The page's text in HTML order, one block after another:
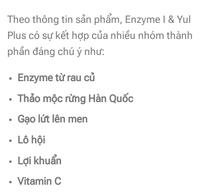
Theo thông tin sản phẩm, Enzyme I & Yul
Plus có sự kết hợp của nhiều nhóm thành
phần đáng chú ý như:
Enzyme từ rau củ
Thảo mộc rừng Hàn Quốc
Gạo lứt lên men
Lô hội
Lợi khuẩn
Vitamin C